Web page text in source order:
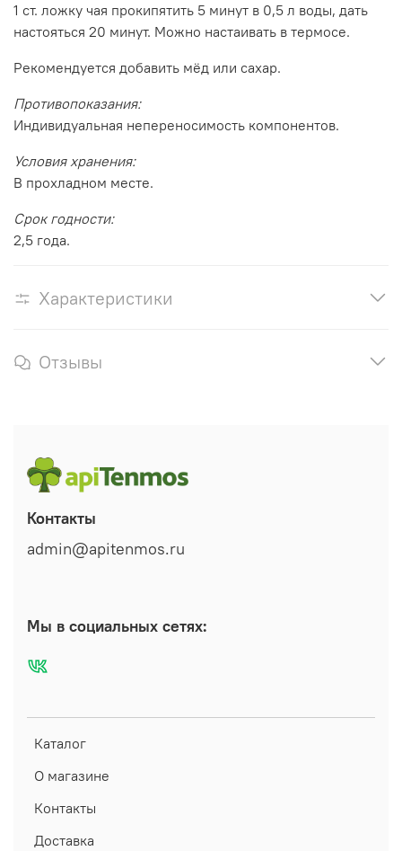
1 ст. ложку чая прокипятить 5 минут в 0,5 л воды, дать
настояться 20 минут. Можно настаивать в термосе.
Рекомендуется добавить мёд или сахар.
Противопоказания:
Индивидуальная непереносимость компонентов.
Условия хранения:
В прохладном месте.
Срок годности:
2,5 года.
Характеристики
Отзывы
Каталог
О магазине
Контакты
Доставка
Контакты
admin@apitenmos.ru
Мы в социальных сетях: